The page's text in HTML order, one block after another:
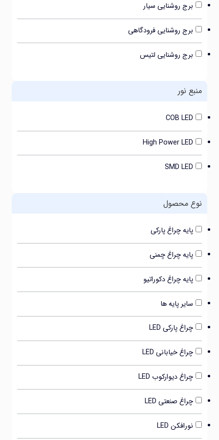
برج روشنایی سیار
برج روشنایی فرودگاهی
برج روشنایی لتیس
نور
COB LED
High Power LED
SMD LED
محصول
پایه چراغ پارکی
پایه چراغ چمنی
پایه چراغ دکوراتیو
سایر پایه ها
چراغ پارکی LED
چراغ خیابانی LED
چراغ دیوارکوب LED
چراغ صنعتی LED
نورافکن LED